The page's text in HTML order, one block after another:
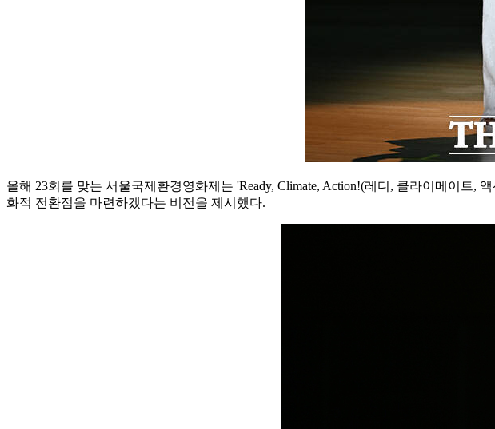
올해 23회를 맞는 서울국제환경영화제는 'Ready, Climate, Action!(레디, 클라이메이트
화적 전환점을 마련하겠다는 비전을 제시했다.